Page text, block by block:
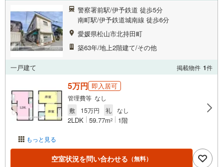
警察署前駅/伊予鉄道 徒歩5分
南町駅/伊予鉄道城南線 徒歩6分
愛媛県松山市北持田町
築63年/地上2階建て/その他
一戸建て 掲載物件 1件
もっと見る
5万円 即入居可
管理費等 なし
敷
15万円 礼 なし
2LDK 59.77m2 1階
空室状況を問い合わせる （無料）